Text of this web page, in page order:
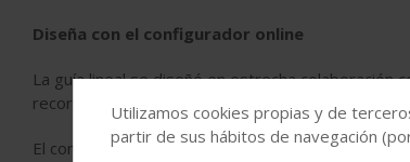
Diseña con el configurador online
La guía lineal se diseñó en estrecha colaboración
recorridos, velocidades y espacio de instalación,
El configurador online de igus desempeñó un
Utilizamos cookies propias y de
partir de sus hábitos de navegación